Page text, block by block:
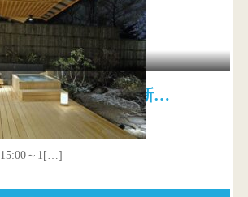
旅邸 諧暢楼 新…
町伊香保香湯5-4
～1[…]